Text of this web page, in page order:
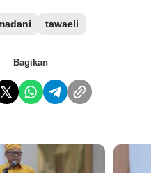
tawaeli
Bagikan